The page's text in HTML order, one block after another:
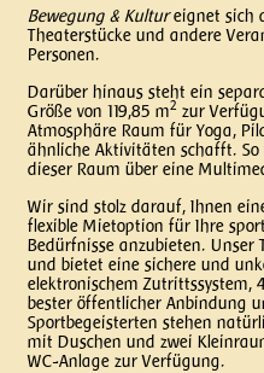
Bewegung & Kultureignet sich
Theaterstücke und andere
Personen.
Darüber hinaus steht ein
Größe von 119,85 m2 zur
Atmosphäre Raum für Yoga,
ähnliche Aktivitäten schafft.
dieser Raum über eine
Wir sind stolz darauf, Ihnen
flexible Mietoption für Ihre
Bedürfnisse anzubieten.
und bietet eine sichere und
elektronischem Zutrittssystem,
bester öffentlicher Anbindung
Sportbegeisterten stehen
mit Duschen und zwei
WC-Anlage zur Verfügung.